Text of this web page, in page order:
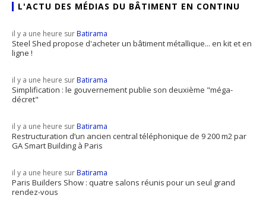
L'ACTU DES MÉDIAS DU BÂTIMENT EN CONTINU
il y a une heure surBatirama
Steel Shed propose d'acheter un bâtiment métallique... en kit et en
ligne !
il y a une heure surBatirama
Simplification : le gouvernement publie son deuxième "méga-
décret"
il y a une heure surBatirama
Restructuration d’un ancien central téléphonique de 9 200 m2 par
GA Smart Building à Paris
il y a une heure surBatirama
Paris Builders Show : quatre salons réunis pour un seul grand
rendez-vous